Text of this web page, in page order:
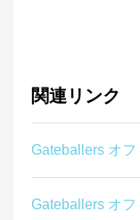
関連リンク
Gateballers オフ
Gateballers オ